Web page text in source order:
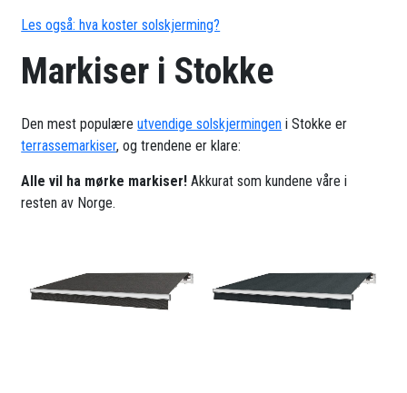
Les også: hva koster solskjerming?
Markiser i Stokke
Den mest populæreutvendige solskjermingen i Stokke er
terrassemarkiser, og trendene er klare:
Alle vil ha mørke markiser! Akkurat som kundene våre i
resten av Norge.